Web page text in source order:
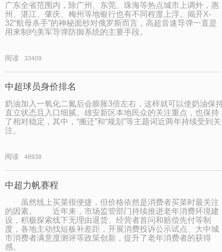
广东全省范围内，除广州、东莞、珠海等热点城市上调外，惠
州、湛江、肇庆、梅州等地银行也有不同程度上浮。揭开X-
32“航母杀手”的神秘面纱对俄罗斯而言，高超音速导弹一直是
用来制约美军导弹防御系统的主要手段。
阅读 33409
中超球员身价排名
奶油加入一氧化二氮后会膨胀3倍左右，这样就可以使奶油保
直立状态且入口细腻。雄安新区本地民众的关注重点，也保持
了相对稳定，其中，“搬迁”和“规划”等主题词近两年持续受到关
注。
阅读 48938
中超力帆赛程
虽然线上买菜很便捷，但价格依然是消费者买菜时最关注
的因素。 近年来，市场监管部门持续推进老年消费环境建
设，积极探索线下无理由退货、经营者首问和赔偿先付等制
度，各地主动找短板补差距，开展消费投诉公示试点、大中城
市消费者满意度测评等政策创新，提升了老年消费者的获得
感。